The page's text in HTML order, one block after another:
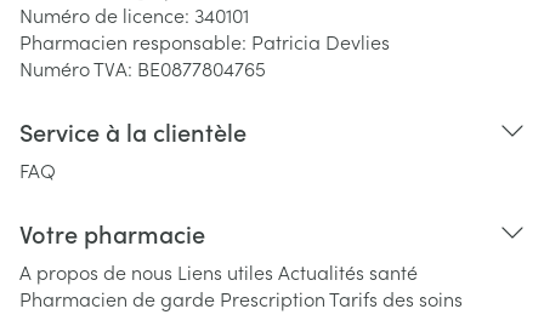
Numéro de licence: 340101
Pharmacien responsable: Patricia Devlies
Numéro TVA: BE0877804765
Service à la clientèle
FAQ
Votre pharmacie
A propos de nous Liens utiles Actualités santé
Pharmacien de garde PrescriptionTarifs des soins